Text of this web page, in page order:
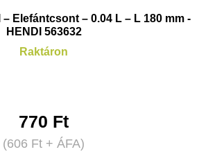
Elefántcsont – 0.04 L – L 180 mm -
HENDI 563632
Raktáron
770 Ft
(606 Ft + ÁFA)